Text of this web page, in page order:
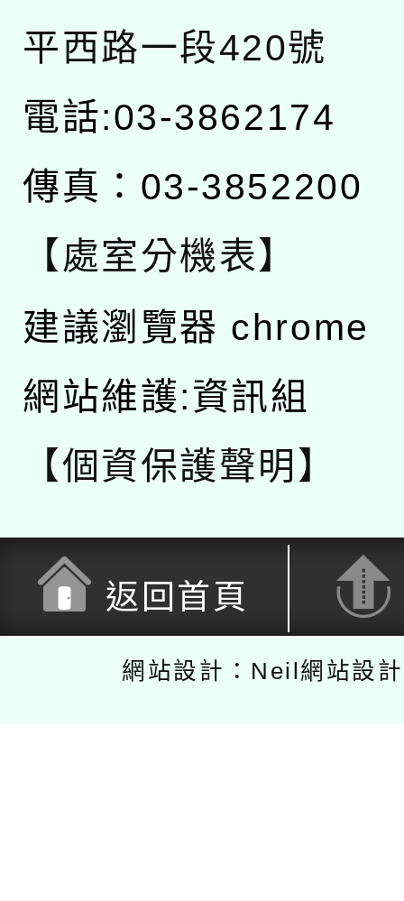
平西路一段420號
電話:03-3862174
傳真：03-3852200
【處室分機表】
建議瀏覽器 chrome
網站維護:資訊組
【個資保護聲明】
返回首頁
網站設計：Neil網站設